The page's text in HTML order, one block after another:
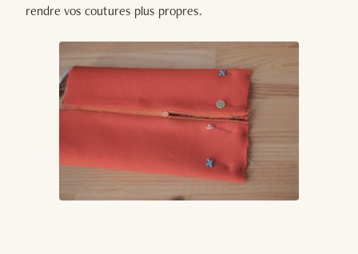
rendre vos coutures plus propres.